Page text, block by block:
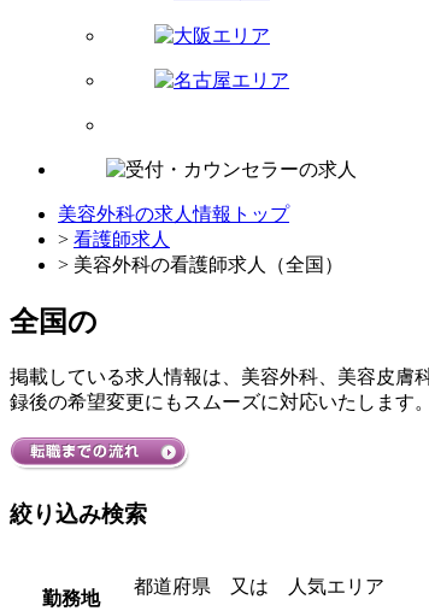
美容外科の求人情報トップ
> 看護師求人
> 美容外科の看護師求人（全国）
全国の
掲載している求人情報は、美容外科、美容皮膚
録後の希望変更にもスムーズに対応いたします
絞り込み検索
勤務地
都道府県 又は 人気エリア